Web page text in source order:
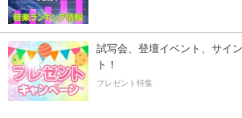
試写会、登壇イベント、サイ
ト！
プレゼント特集